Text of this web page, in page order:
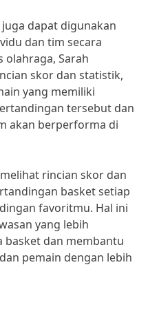
dapat digunakan
dan tim secara
olahraga, Sarah
skor dan statistik,
yang memiliki
tersebut dan
akan berperforma di
rincian skor dan
basket setiap
favoritmu. Hal ini
yang lebih
basket dan membantu
pemain dengan lebih